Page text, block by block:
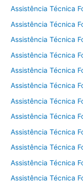
Assistência Técnica
Assistência Técnica
Assistência Técnica
Assistência Técnica
Assistência Técnica
Assistência Técnica
Assistência Técnica
Assistência Técnica
Assistência Técnica
Assistência Técnica
Assistência Técnica
Assistência Técnica